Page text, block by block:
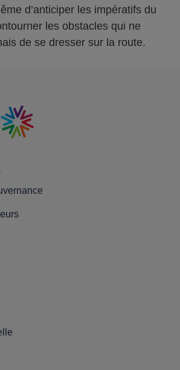
d’anticiper les impératifs du
les obstacles qui ne
de se dresser sur la route.